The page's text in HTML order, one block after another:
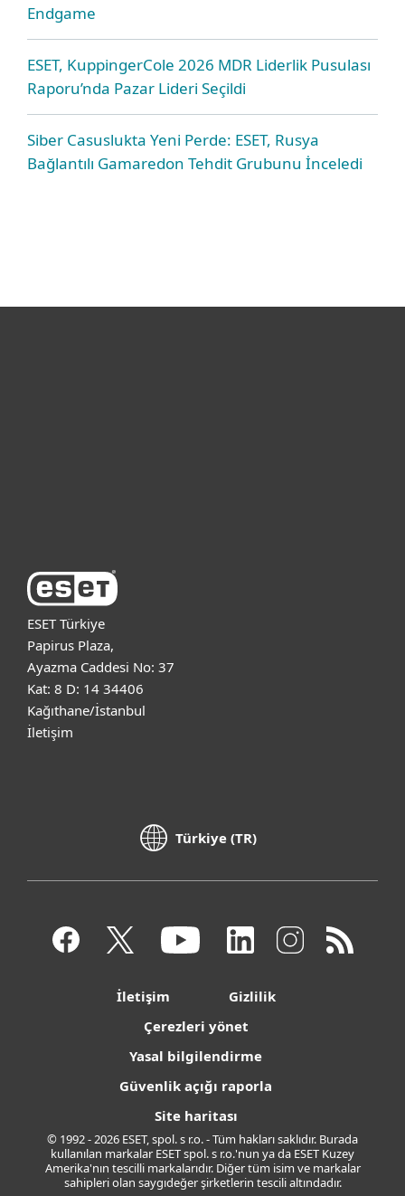
Endgame
ESET, KuppingerCole 2026 MDR Liderlik Pusulası
Raporu’nda Pazar Lideri Seçildi
Siber Casuslukta Yeni Perde: ESET, Rusya
Bağlantılı Gamaredon Tehdit Grubunu İnceledi
ESET Türkiye
Papirus Plaza,
Ayazma Caddesi No: 37
Kat: 8 D: 14 34406
Kağıthane/İstanbul
İletişim
Türkiye (TR)
İletişim
Gizlilik
Çerezleri yönet
Yasal bilgilendirme
Güvenlik açığı raporla
Site haritası
© 1992 - 2026 ESET, spol. s r.o. - Tüm hakları saklıdır. Burada
kullanılan markalar ESET spol. s r.o.'nun ya da ESET Kuzey
Amerika'nın tescilli markalarıdır. Diğer tüm isim ve markalar
sahipleri olan saygıdeğer şirketlerin tescili altındadır.